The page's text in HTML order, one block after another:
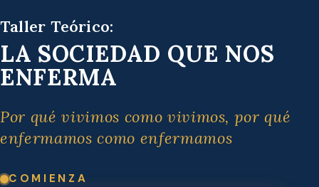
Taller Teórico:
LA SOCIEDAD QUE NOS
ENFERMA
Por qué vivimos como vivimos, por qué
enfermamos como enfermamos
COMIENZA